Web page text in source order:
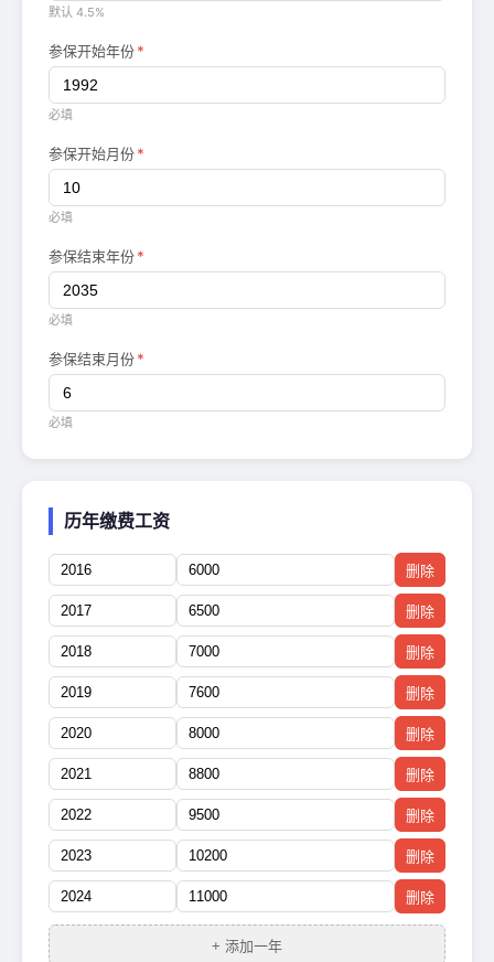
默认 4.5%
参保开始年份*
必填
参保开始月份*
必填
参保结束年份*
必填
参保结束月份*
必填
历年缴费工资
删除
删除
删除
删除
删除
删除
删除
删除
删除
+ 添加一年